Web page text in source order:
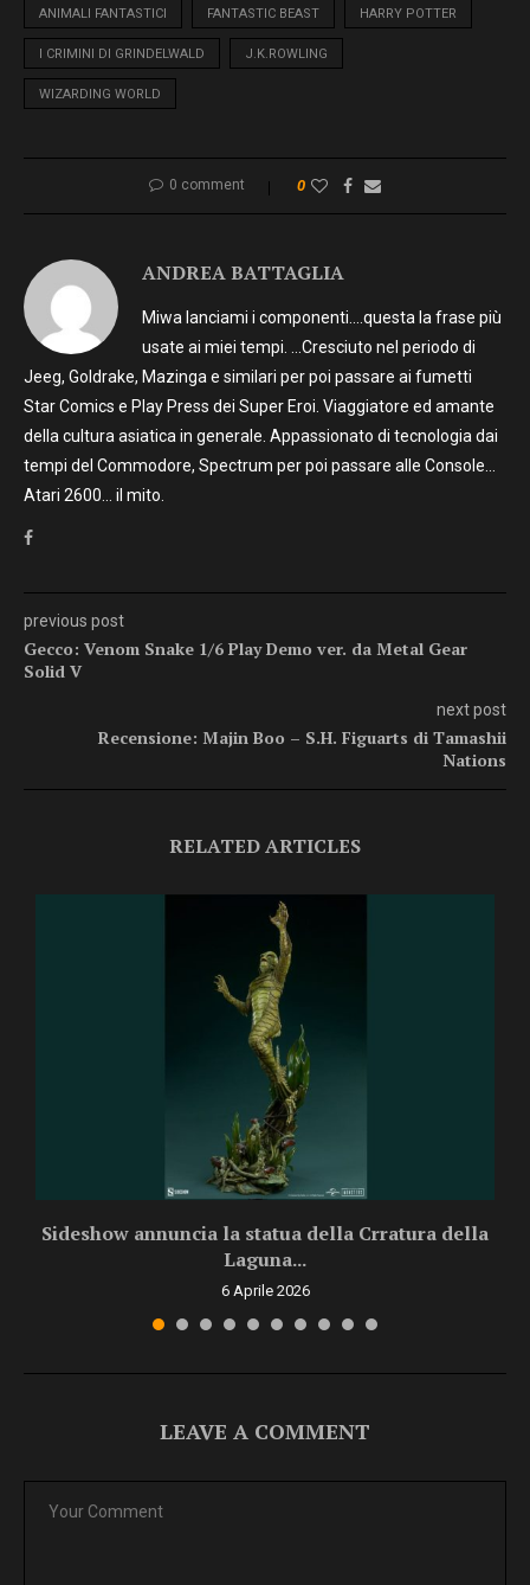
ANIMALI FANTASTICI FANTASTIC BEAST HARRY POTTER
I CRIMINI DI GRINDELWALD J.K.ROWLING
WIZARDING WORLD
0 comment 0
ANDREA BATTAGLIA
Miwa lanciami i componenti….questa la frase più
usate ai miei tempi. …Cresciuto nel periodo di
Jeeg, Goldrake, Mazinga e similari per poi passare ai fumetti
Star Comics e Play Press dei Super Eroi. Viaggiatore ed amante
della cultura asiatica in generale. Appassionato di tecnologia dai
tempi del Commodore, Spectrum per poi passare alle Console…
Atari 2600… il mito.
previous post
Gecco: Venom Snake 1/6 Play Demo ver. da Metal Gear
Solid V
next post
Recensione: Majin Boo – S.H. Figuarts di Tamashii
Nations
RELATED ARTICLES
Sideshow annuncia la statua della Crratura della
Laguna...
6 Aprile 2026
LEAVE A COMMENT